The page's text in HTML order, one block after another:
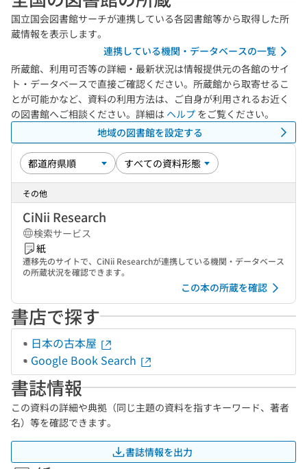
国立国会図書館サーチが連携している各図書館等から取得した所
蔵情報を表示します。
連携している機関・データベースの一覧
所蔵館、利用可否等の詳細・最新状況は情報提供元の各館のサイ
ト・データベースで直接ご確認ください。所蔵館から取寄せるこ
とが可能かなど、資料の利用方法は、ご自身が利用されるお近く
の図書館へご相談ください。詳細は ヘルプ をご覧ください。
地域の図書館を設定する
その他
CiNii Research
検索サービス
紙
遷移先のサイトで、CiNii Researchが連携している機関・データベース
の所蔵状況を確認できます。
この本の所蔵を確認
書店で探す
日本の古本屋
Google Book Search
書誌情報
この資料の詳細や典拠（同じ主題の資料を指すキーワード、著者
名）等を確認できます。
書誌情報を出力